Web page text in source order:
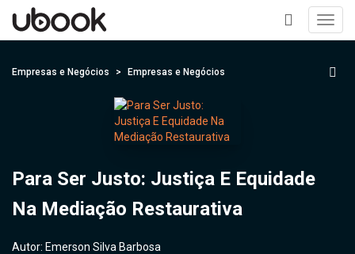
+
Empresas e Negócios Empresas e Negócios
Para Ser Justo: Justiça E Equidade
Na Mediação Restaurativa
Autor: Emerson Silva Barbosa